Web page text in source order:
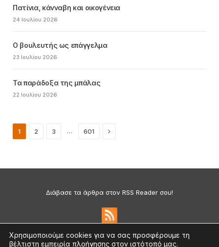
Πατίνια, κάνναβη και οικογένεια
24 Ιουλίου 2026
Ο βουλευτής ως επάγγελμα
23 Ιουλίου 2026
Τα παράδοξα της μπάλας
22 Ιουλίου 2026
1 2 3 … 601 Next
Διάβασε τα άρθρα στον RSS Reader σου!
Χρησιμοποιούμε cookies για να σας προσφέρουμε τη
βέλτιστη εμπειρία πλοήγησης στον ιστότοπό μας.